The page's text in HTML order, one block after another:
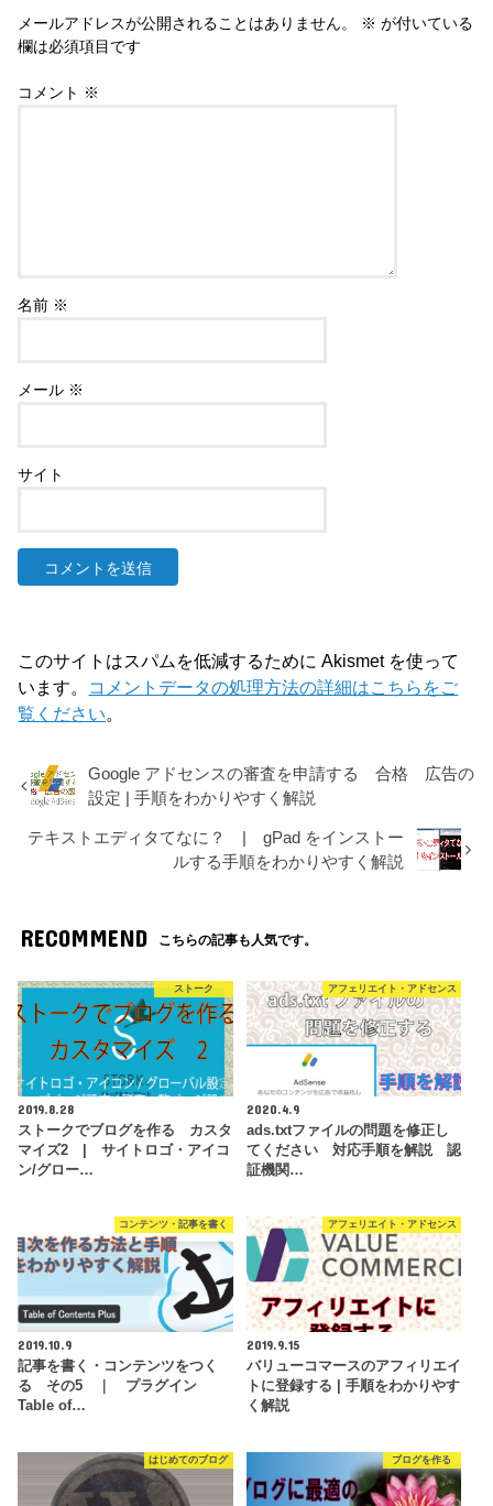
k
メールアドレスが公開されることはありません。 ※ が付いている
欄は必須項目です
コメント ※
名前 ※
メール ※
サイト
このサイトはスパムを低減するために Akismet を使って
います。 コメントデータの処理方法の詳細はこちらをご
覧ください
Google アドセンスの審査を申請する 合格 広告の
設定 | 手順をわかりやすく解説
テキストエディタてなに？ | gPad をインストー
ルする手順をわかりやすく解説
RECOMMEND こちらの記事も人気です。
ストーク
2019.8.28
ストークでブログを作る カスタ
マイズ2 | サイトロゴ・アイコ
ン/グロー…
アフェリエイト・アドセンス
2020.4.9
ads.txtファイルの問題を修正し
てください 対応手順を解説 認
証機関…
コンテンツ・記事を書く
2019.10.9
記事を書く・コンテンツをつく
る その5 ｜ プラグイン
Table of…
アフェリエイト・アドセンス
2019.9.15
バリューコマースのアフィリエイ
トに登録する | 手順をわかりやす
く解説
はじめてのブログ ブログを作る